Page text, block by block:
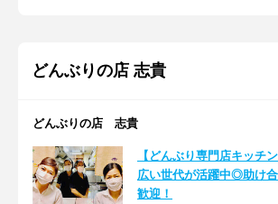
どんぶりの店 志貴
どんぶりの店 志貴
【どんぶり専門店キッチ
広い世代が活躍中◎助け
歓迎！